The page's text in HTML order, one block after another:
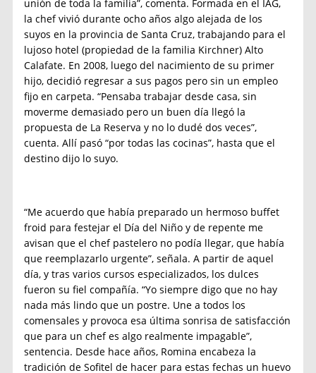
unión de toda la familia”, comenta. Formada en el IAG,
la chef vivió durante ocho años algo alejada de los
suyos en la provincia de Santa Cruz, trabajando para el
lujoso hotel (propiedad de la familia Kirchner) Alto
Calafate. En 2008, luego del nacimiento de su primer
hijo, decidió regresar a sus pagos pero sin un empleo
fijo en carpeta. “Pensaba trabajar desde casa, sin
moverme demasiado pero un buen día llegó la
propuesta de La Reserva y no lo dudé dos veces”,
cuenta. Allí pasó “por todas las cocinas”, hasta que el
destino dijo lo suyo.
“Me acuerdo que había preparado un hermoso buffet
froid para festejar el Día del Niño y de repente me
avisan que el chef pastelero no podía llegar, que había
que reemplazarlo urgente”, señala. A partir de aquel
día, y tras varios cursos especializados, los dulces
fueron su fiel compañía. “Yo siempre digo que no hay
nada más lindo que un postre. Une a todos los
comensales y provoca esa última sonrisa de satisfacción
que para un chef es algo realmente impagable”,
sentencia. Desde hace años, Romina encabeza la
tradición de Sofitel de hacer para estas fechas un huevo